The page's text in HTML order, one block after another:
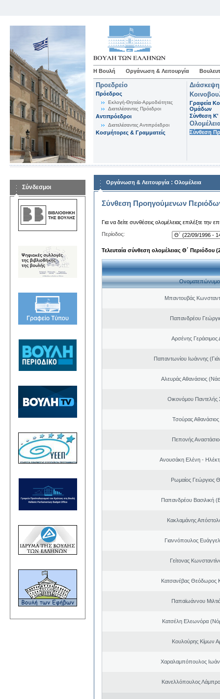
Η Βουλή Οργάνωση & Λειτουργία
Προεδρείο
Πρόεδρος
Εκλογή-Θητεία-Αρμοδιότητες
Διατελέσαντες Πρόεδροι
Αντιπρόεδροι
Διατελέσαντες Αντιπρόεδροι
Κοσμήτορες & Γραμματείς
Γραφεία
Ομάδων
Σύνθεση K'
Σύνθεση
Σύνδεσμοι
Οργάνωση & Λειτουργία : Ολομέλεια
Σύνθεση Προηγούμενων
Για να δείτε συνθέσεις ολομέλειας επιλέξτε την
Περίοδος:
Τελευταία σύνθεση ολομέλειας Θ΄ Περιόδου
Ονοματεπώνυμο
Μπαντουβάς
Παπανδρέου
Αρσένης Γεράσιμος
Παπαντωνίου Ιωάννης
Αλευράς Αθανάσιος
Οικονόμου Παντελής
Τσούρας
Πεπονής
Ανουσάκη Ελένη -
Ρωμαίος Γεώργιος
Παπανδρέου Βασιλική
Κακλαμάνης
Γιαννόπουλος
Γείτονας
Κατσανέβας Θεόδωρος
Παπαϊωάννου
Κατσέλη Ελεωνόρα
Κουλούρης Κίμων
Χαραλαμπόπουλος
Κανελλόπουλος